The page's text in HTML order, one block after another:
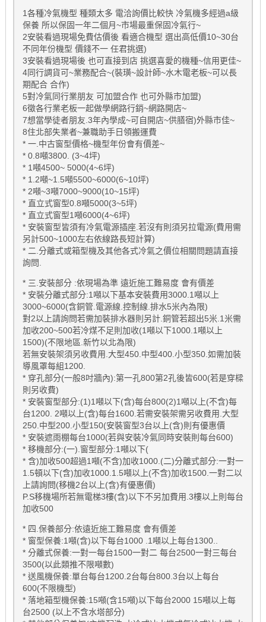
1各種冷氣機型 種類太多 電洽詢價比較快 冷氣機多經過a級
保養 所以保固一年二個月~市場最重保固冷氣行~
2安裝看過現場免費估價後 看適合機型 選出高低價10~30台
不同年份機型 價錢不一 任君挑選)
3安裝看過現場後 也可直接到店 挑選喜愛的機種~信用更佳~
4同行調貨可~業務配合~(裝璜~設計師~水木電老板~可以長
期配合 合作)
5對冷氣同行業朋友 可加盟合作 也可外縣市加盟)
6徵各行業老板一起做學網路行銷~網路開店~
7想當學徒者朋友.3年內學成~可自開店~供膳宿)外縣市佳~
8住北部失業者~兼職助手日領搬運費
* 一.中古窗型價格~機型年份會有價差~
* 0.8噸3800. (3~4坪)
* 1噸4500~ 5000(4~6坪)
* 1.2噸~1.5噸5500~6000(6~10坪)
* 2噸~3噸7000~9000(10~15坪)
* 直立式窗型0.8噸5000(3~5坪)
* 直立式窗型1噸6000(4~6坪)
* 安裝窗型皆須有冷氣電源插座.若沒有則須另拉電源(費用需
另計500~1000左右依線路長短計算)
* 二.分離式或箱型機及其他各式冷氣之價位相關問題請直接
詢問.
* 三.安裝部分 :依現場為準 遠近施工難易度 會有價差
* 安裝分離式部分:1噸以下基本安裝費用3000.1噸以上
3000~6000(含銅管.電源線.控制線.排水5米內為限)
對2以上請詢問若需加裝排水器則另計.銅管若超出5米.1米需
加收200~500若冷煤不足則加收(1噸以下1000.1噸以上
1500)(不限地區.新竹以北為限)
若無安裝架須另收費用.大型450.中型400.小型350.如需加裝
導風罩每組1200.
* 穿孔部分(一般8吋牆內):第一孔800第2孔後皆600(若是穿樑
則另收費)
* 安裝窗型部分:(1)1噸以下(含)每台800(2)1噸以上(不含)每
台1200. 2噸以上(含)每台1600.若需安裝架需另收費用.大型
250.中型200.小型150(安裝窗型3台以上(含)則有優惠價
* 安裝遮雨棚每台1000(若與安裝冷氣同時安裝則每台600)
* 移機部分:(一).窗型部分:1噸以下(
* 含)加收500超過1噸(不含)加收1000.(二)分離式部分:一對一
1.5頓以下(含)加收1000.1.5噸以上(不含)加收1500.一對二以
上請詢問(移機2台以上(含)有優惠價)
P.S移機場所若無電梯3樓(含)以下不另加費用.3樓以上則每台
加收500
* 四.保養部分:依遠近施工難易度 會有價差
* 窗型保養:1噸(含)以下每台1000 .1噸以上每台1300..
* 分離式保養:一對一每台1500一對二 每台2500一對三每台
3500(以此類推不限噸數)
* 送風機保養:單台每台1200.2台每台800.3台以上每台
600(不限機型)
* 落地箱型機保養:15噸(含15噸)以下每台2000 15噸以上每
台2500 (以上不含水塔部分)